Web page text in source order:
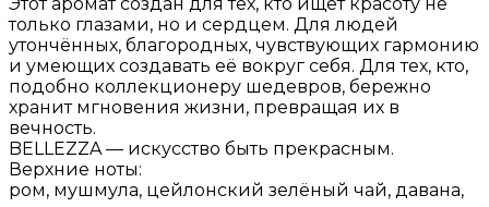
только глазами, но и сердцем. Для людей
утончённых, благородных, чувствующих гармонию
и умеющих создавать её вокруг себя. Для тех, кто,
подобно коллекционеру шедевров, бережно
хранит мгновения жизни, превращая их в
вечность.
BELLEZZA — искусство быть прекрасным.
Верхние ноты:
ром, мушмула, цейлонский зелёный чай, давана,